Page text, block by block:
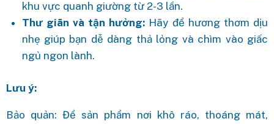
khu vực quanh giường từ 2-3 lần.
Thư giãn và tận hưởng: Hãy để hương thơm dịu
nhẹ giúp bạn dễ dàng thả lỏng và chìm vào giấc
ngủ ngon lành.
Lưu ý:
Bảo quản: Để sản phẩm nơi khô ráo, thoáng mát,